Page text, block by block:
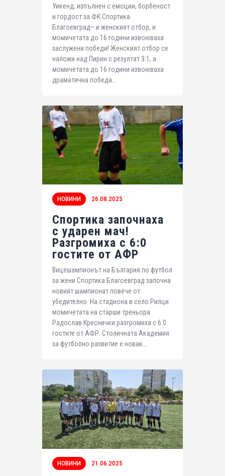
Уикенд, изпълнен с емоции, борбеност
и гордост за ФК Спортика
Благоевград– и женският отбор, и
момичетата до 16 години извоюваха
заслужени победи! Женският отбор се
наложи над Пирин с резултат 3:1, а
момичетата до 16 години извоюваха
драматична победа…
НОВИНИ 26.08.2025
Спортика започнаха
с ударен мач!
Разгромиха с 6:0
гостите от АФР
Вицешампионът на България по футбол
за жени Спортика Благоевград започна
новият шампионат повече от
убедително. На стадиона в село Рилци
момичетата на старши треньора
Радослав Креснички разгромиха с 6:0
гостите от АФР. Столичната Академия
за футболно развитие е новак…
НОВИНИ 21.06.2025